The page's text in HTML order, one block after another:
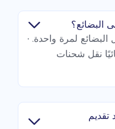
البضائع؟
البضائع لمرة واحدة. •
نقل شحنات
تقديم